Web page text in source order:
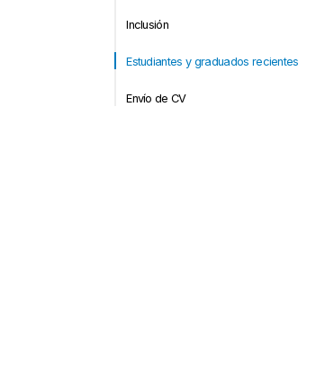
Inclusión
Estudiantes y graduados recientes
Envío de CV